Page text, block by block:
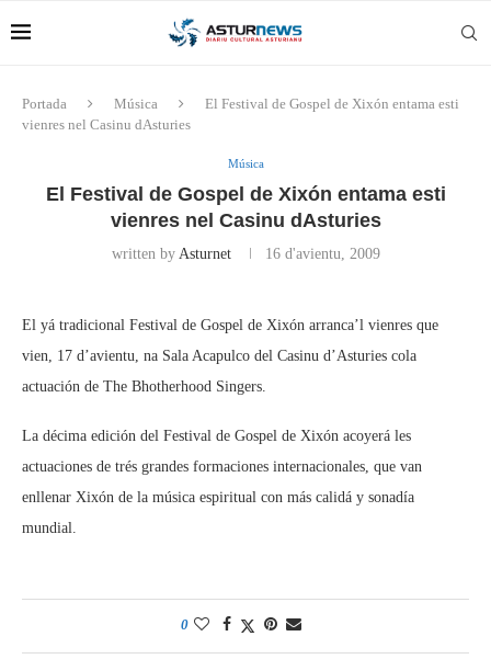
Portada Música
El Festival de Gospel de Xixón entama esti
vienres nel Casinu dAsturies
Música
El Festival de Gospel de Xixón entama esti
vienres nel Casinu dAsturies
written by Asturnet 16 d'avientu, 2009
El yá tradicional Festival de Gospel de Xixón arranca’l vienres que
vien, 17 d’avientu, na Sala Acapulco del Casinu d’Asturies cola
actuación de The Bhotherhood Singers.
La décima edición del Festival de Gospel de Xixón acoyerá les
actuaciones de trés grandes formaciones internacionales, que van
enllenar Xixón de la música espiritual con más calidá y sonadía
mundial.
0